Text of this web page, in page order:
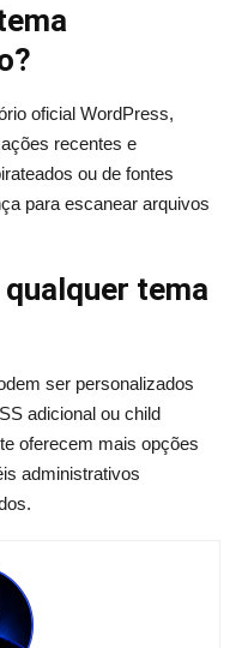
oficial WordPress,
recentes e
ou de fontes
para escanear arquivos
tema
ser personalizados
adicional ou child
oferecem mais opções
administrativos